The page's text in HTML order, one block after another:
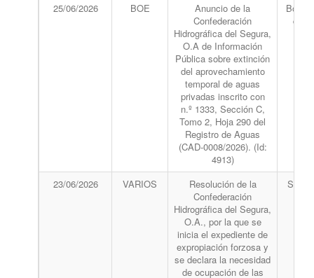
25/06/2026 BOE
Anuncio de la
Confederación
Hidrográfica del Segura,
O.A de Información
Pública sobre extinción
del aprovechamiento
temporal de aguas
privadas inscrito con
n.º 1333, Sección C,
Tomo 2, Hoja 290 del
Registro de Aguas
(CAD-0008/2026). (Id:
4913)
del
23/06/2026 VARIOS
Resolución de la
Confederación
Hidrográfica del Segura,
O.A., por la que se
inicia el expediente de
expropiación forzosa y
se declara la necesidad
de ocupación de las
Se